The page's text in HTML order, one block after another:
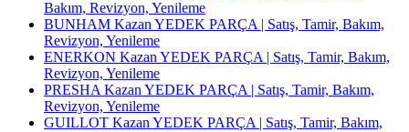
Bakım, Revizyon, Yenileme
BUNHAM Kazan YEDEK PARÇA | Satış, Tamir, Bakım,
Revizyon, Yenileme
ENERKON Kazan YEDEK PARÇA | Satış, Tamir, Bakım,
Revizyon, Yenileme
PRESHA Kazan YEDEK PARÇA | Satış, Tamir, Bakım,
Revizyon, Yenileme
GUILLOT Kazan YEDEK PARÇA | Satış, Tamir, Bakım,